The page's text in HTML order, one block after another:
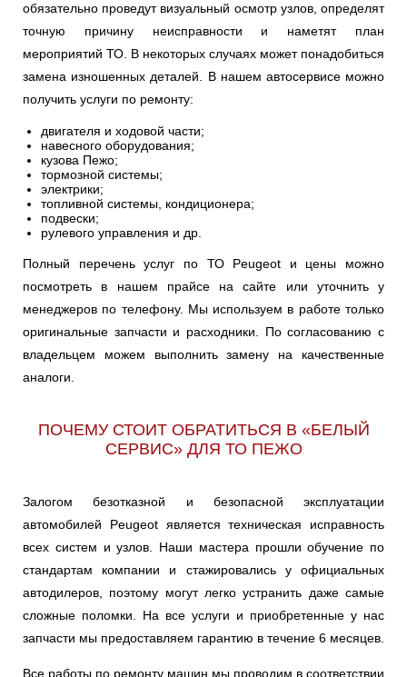
PARTNER RCZ
обязательно проведут визуальный осмотр узлов, определят
точную причину неисправности и наметят план
мероприятий ТО. В некоторых случаях может понадобиться
замена изношенных деталей. В нашем автосервисе можно
получить услуги по ремонту:
двигателя и ходовой части;
навесного оборудования;
кузова Пежо;
тормозной системы;
электрики;
топливной системы, кондиционера;
подвески;
рулевого управления и др.
Полный перечень услуг по ТО Peugeot и цены можно
посмотреть в нашем прайсе на сайте или уточнить у
менеджеров по телефону. Мы используем в работе только
оригинальные запчасти и расходники. По согласованию с
владельцем можем выполнить замену на качественные
аналоги.
ПОЧЕМУ СТОИТ ОБРАТИТЬСЯ В «БЕЛЫЙ
СЕРВИС» ДЛЯ ТО ПЕЖО
Залогом безотказной и безопасной эксплуатации
автомобилей Peugeot является техническая исправность
всех систем и узлов. Наши мастера прошли обучение по
стандартам компании и стажировались у официальных
автодилеров, поэтому могут легко устранить даже самые
сложные поломки. На все услуги и приобретенные у нас
запчасти мы предоставляем гарантию в течение 6 месяцев.
Все работы по ремонту машин мы проводим в соответствии